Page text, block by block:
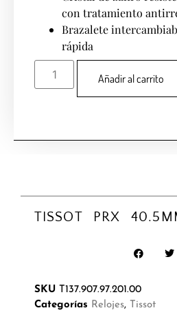
con tratamiento
Brazalete
rápida
Añadir al carrito
TISSOT PRX
SKU T137.907.97.201.00
Categorías Relojes, Tissot